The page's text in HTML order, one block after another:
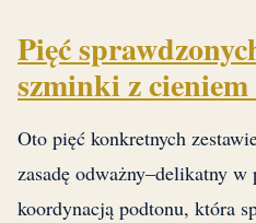
Pięć
szminki z
Oto pięć konkretnych
zasadę odważny–delikatny
koordynacją podtonu, która